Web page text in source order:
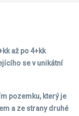
až po 4+kk
se v unikátní
pozemku, který je
a ze strany druhé